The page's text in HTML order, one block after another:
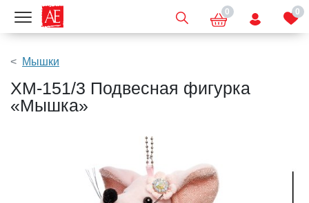
Показать меню 0 0
Мышки
XM-151/3 Подвесная фигурка
«Мышка»